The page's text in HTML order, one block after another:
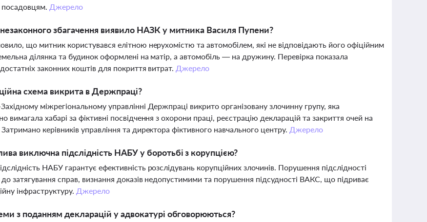
Джерело
збагачення виявило НАЗК у митника Василя Пупени?
що митник користувався елітною нерухомістю та автомобілем, які не відповідають його офіційним
ділянка та будинок оформлені на матір, а автомобіль — на дружину. Перевірка показала
достатніх законних коштів для покриття витрат. Джерело
схема викрита в Держпраці?
міжрегіональному управлінні Держпраці викрито організовану злочинну групу, яка
вимагала хабарі за фіктивні посвідчення з охорони праці, реєстрацію декларацій та закриття очей на
керівників управління та директора фіктивного навчального центру. Джерело
виключна підслідність НАБУ у боротьбі з корупцією?
НАБУ гарантує ефективність розслідувань корупційних злочинів. Порушення підслідності
затягування справ, визнання доказів недопустимими та порушення підсудності ВАКС, що підриває
інфраструктуру. Джерело
з поданням декларацій у адвокатурі обговорюються?